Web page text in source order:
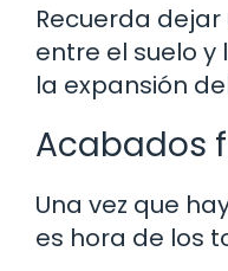
Recuerda
entre el suelo
la expansión
Acabados
Una vez que
es hora de los